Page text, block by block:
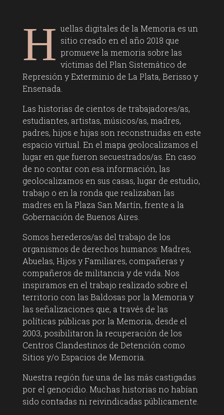
H uellas digitales de la Memoria es un
sitio creado en el año 2018 que
promueve la memoria sobre las
víctimas del Plan Sistemático de
Represión y Exterminio de La Plata, Berisso y
Ensenada.
Las historias de cientos de trabajadores/as,
estudiantes, artistas, músicos/as, madres,
padres, hijos e hijas son reconstruidas en este
espacio virtual. En el mapa geolocalizamos el
lugar en que fueron secuestrados/as. En caso
de no contar con esa información, las
geolocalizamos en sus casas, lugar de estudio,
trabajo o en la ronda que realizaban las
madres en la Plaza San Martín, frente a la
Gobernación de Buenos Aires.
Somos herederos/as del trabajo de los
organismos de derechos humanos: Madres,
Abuelas, Hijos y Familiares, compañeras y
compañeros de militancia y de vida. Nos
inspiramos en el trabajo realizado sobre el
territorio con las Baldosas por la Memoria y
las señalizaciones que, a través de las
políticas públicas por la Memoria, desde el
2003, posibilitaron la recuperación de los
Centros Clandestinos de Detención como
Sitios y/o Espacios de Memoria.
Nuestra región fue una de las más castigadas
por el genocidio. Muchas historias no habían
sido contadas ni reivindicadas públicamente.